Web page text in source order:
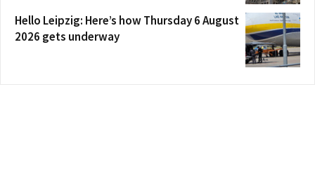
Hello Leipzig: Here’s how Thursday 6 August
2026 gets underway